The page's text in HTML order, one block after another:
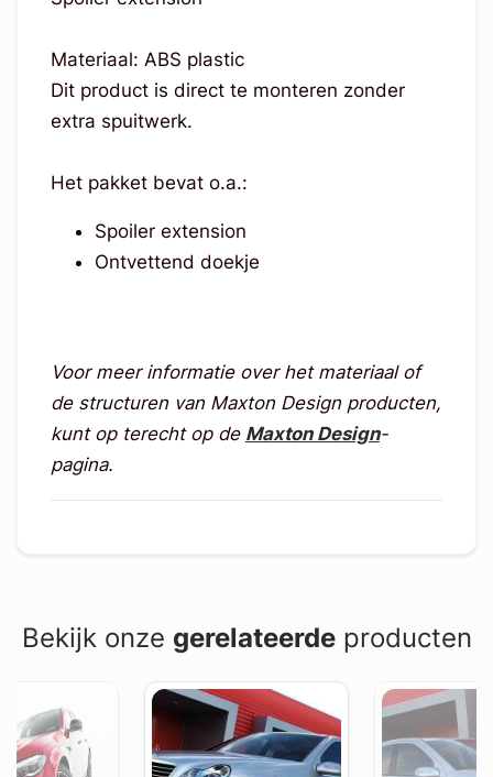
Materiaal: ABS plastic
Dit product is direct te monteren zonder
extra spuitwerk.
Het pakket bevat o.a.:
Spoiler extension
Ontvettend doekje
Voor meer informatie over het materiaal of
de structuren van Maxton Design producten,
kunt op terecht op de Maxton Design-
pagina.
Bekijk onze gerelateerdeproducten